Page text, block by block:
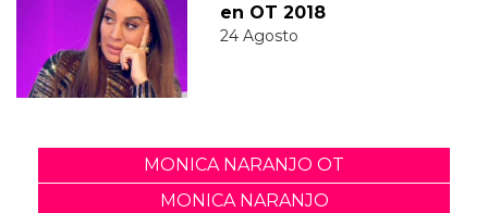
en OT 2018
24 Agosto
MONICA NARANJO OT
MONICA NARANJO